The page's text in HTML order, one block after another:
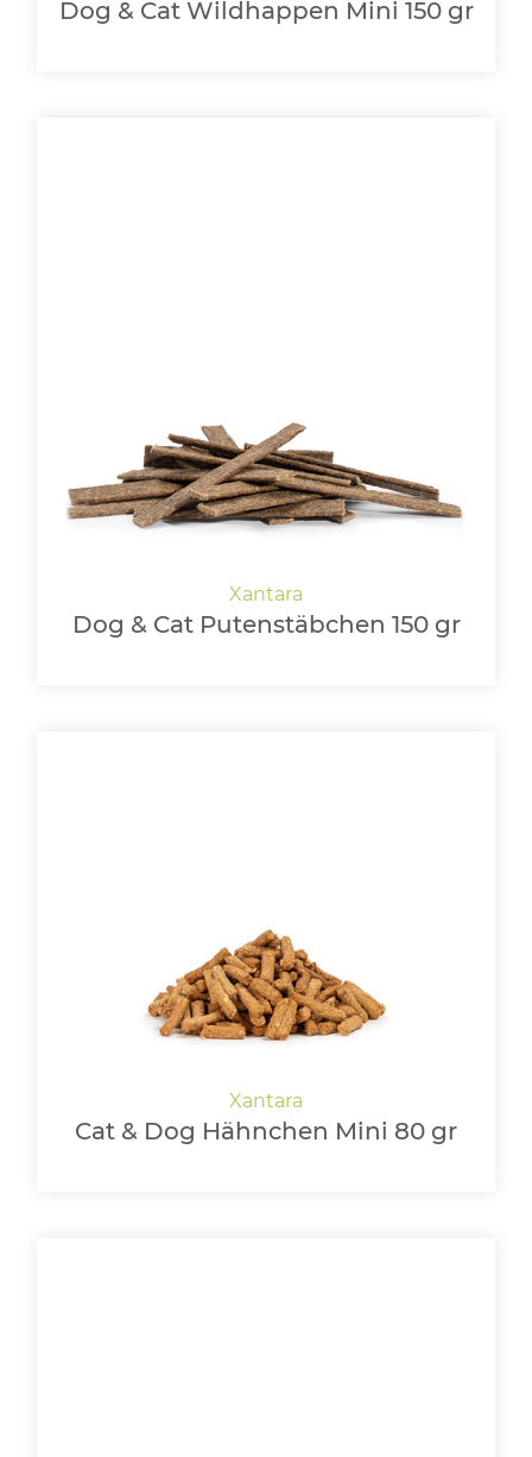
Dog & Cat Wildhappen Mini 150 gr
Dog & Cat Putenstäbchen 150 gr
Cat & Dog Hähnchen Mini 80 gr